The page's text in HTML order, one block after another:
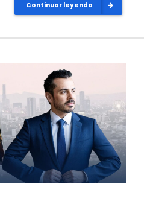
Continuar leyendo